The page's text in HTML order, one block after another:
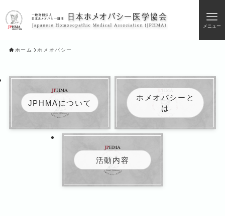
メニュー
ホーム ホメオパシー
JPHMAについて
ホメオパシーと
は
活動内容